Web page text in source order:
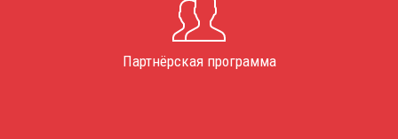
Партнёрская программа